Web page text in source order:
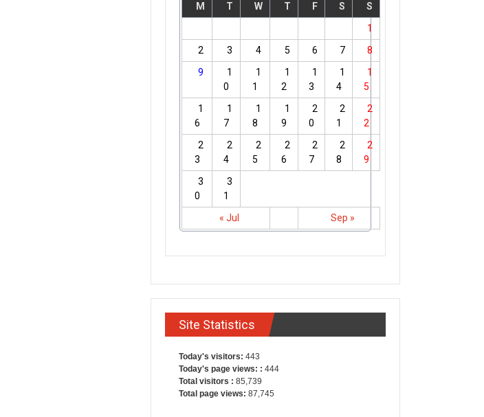
M
T W T F S S
« Jul Sep »
1
2
3 4 5 6 7
8
9
1
0
1
1
1
2
1
3
1
4
1
5
1
6
1
7
1
8
1
9
2
0
2
1
2
2
2
3
2
4
2
5
2
6
2
7
2
8
2
9
3
0
3
1
Site Statistics
Today's visitors: 443
Today's page views: : 444
Total visitors : 85,739
Total page views: 87,745